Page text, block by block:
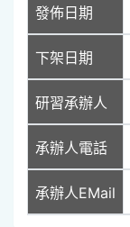
發佈日期
下架日期
研習承辦人
承辦人電話
承辦人EMail